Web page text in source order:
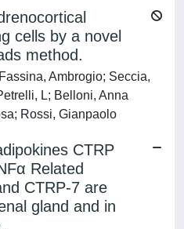
cells by a novel
method.
Ambrogio; Seccia,
L; Belloni, Anna
Rossi, Gianpaolo
CTRP
Related
CTRP-7 are
gland and in